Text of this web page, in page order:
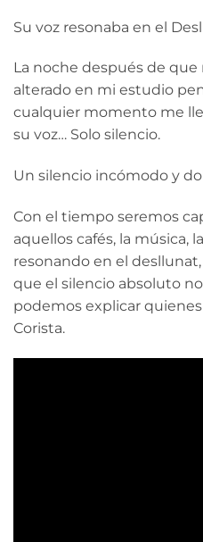
Su voz resonaba en el
La noche después de
alterado en mi estudio
cualquier momento me
su voz… Solo silencio.
Un silencio incómodo y
Con el tiempo seremos
aquellos cafés, la música,
resonando en el
que el silencio absoluto
podemos explicar
Corista.